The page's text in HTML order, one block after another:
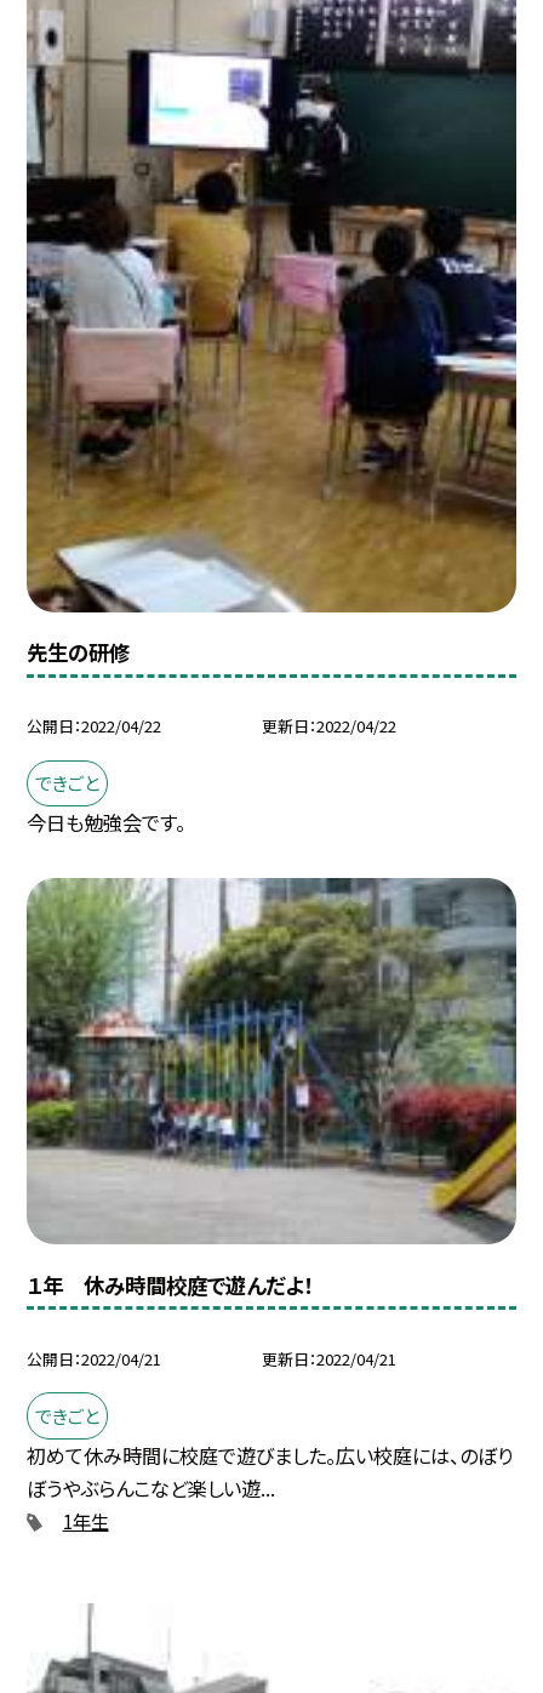
先生の研修
公開日 2022/04/22 更新日 2022/04/22
できごと
今日も勉強会です。
１年 休み時間校庭で遊んだよ！
公開日 2022/04/21 更新日 2022/04/21
できごと
初めて休み時間に校庭で遊びました。広い校庭には、のぼり
ぼうやぶらんこなど楽しい遊...
1年生